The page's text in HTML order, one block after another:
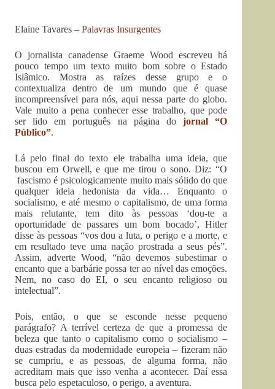
Elaine Tavares – Palavras Insurgentes
O jornalista canadense Graeme Wood escreveu há
pouco tempo um texto muito bom sobre o Estado
Islâmico. Mostra as raízes desse grupo e o
contextualiza dentro de um mundo que é quase
incompreensível para nós, aqui nessa parte do globo.
Vale muito a pena conhecer esse trabalho, que pode
ser lido em português na página dojornal “O
Público”.
Lá pelo final do texto ele trabalha uma ideia, que
buscou em Orwell, e que me tirou o sono. Diz: “O
fascismo é psicologicamente muito mais sólido do que
qualquer ideia hedonista da vida… Enquanto o
socialismo, e até mesmo o capitalismo, de uma forma
mais relutante, tem dito às pessoas ‘dou-te a
oportunidade de passares um bom bocado’, Hitler
disse às pessoas “vos dou a luta, o perigo e a morte, e
em resultado teve uma nação prostrada a seus pés”.
Assim, adverte Wood, “não devemos subestimar o
encanto que a barbárie possa ter ao nível das emoções.
Nem, no caso do EI, o seu encanto religioso ou
intelectual”.
Pois, então, o que se esconde nesse pequeno
parágrafo? A terrível certeza de que a promessa de
beleza que tanto o capitalismo como o socialismo –
duas estradas da modernidade europeia – fizeram não
se cumpriu, e as pessoas, de alguma forma, não
acreditam mais que isso venha a acontecer. Daí essa
busca pelo espetaculoso, o perigo, a aventura.